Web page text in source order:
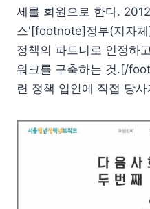
세를 회원으로 한다.
스'[footnote]정부(지자
정책의 파트너로 인정하
워크를 구축하는 것.[/
련 정책 입안에 직접 당